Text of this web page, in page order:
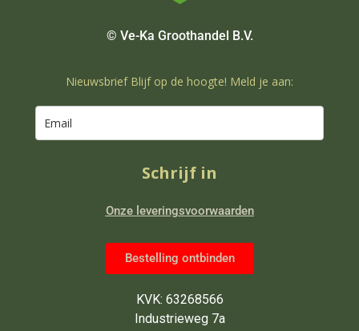
© Ve-Ka Groothandel B.V.
Nieuwsbrief Blijf op de hoogte! Meld je aan:
Schrijf in
Onze leveringsvoorwaarden
Bestelling ontbinden
KVK: 63268566
Industrieweg 7a